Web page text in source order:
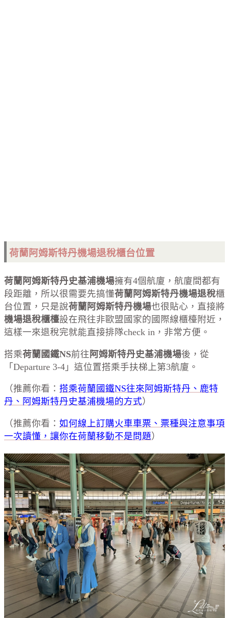
荷蘭阿姆斯特丹機場退稅櫃台位置
荷蘭阿姆斯特丹史基浦機場擁有4個航廈，航廈間都有
段距離，所以很需要先搞懂荷蘭阿姆斯特丹機場退稅櫃
台位置，只是說荷蘭阿姆斯特丹機場也很貼心，直接將
機場退稅櫃檯設在飛往非歐盟國家的國際線櫃檯附近，
這樣一來退稅完就能直接排隊check in，非常方便。
搭乘荷蘭國鐵NS前往 阿姆斯特丹史基浦機場後，從
「Departure 3-4」這位置搭乘手扶梯上第3航廈。
（推薦你看： 搭乘荷蘭國鐵NS往來阿姆斯特丹、鹿特
丹、阿姆斯特丹史基浦機場的方式）
（推薦你看： 如何線上訂購火車車票、票種與注意事項
一次讀懂，讓你在荷蘭移動不是問題）